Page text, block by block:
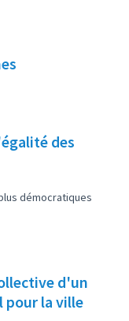
des
démocratiques
d'un
pour la ville